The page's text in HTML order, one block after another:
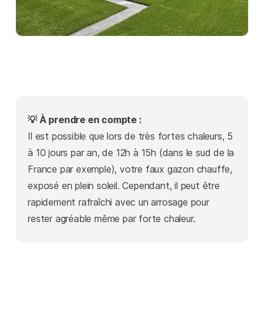
💡 À prendre en compte :
Il est possible que lors de très fortes chaleurs, 5
à 10 jours par an, de 12h à 15h (dans le sud de la
France par exemple), votre faux gazon chauffe,
exposé en plein soleil. Cependant, il peut être
rapidement rafraîchi avec un arrosage pour
rester agréable même par forte chaleur.